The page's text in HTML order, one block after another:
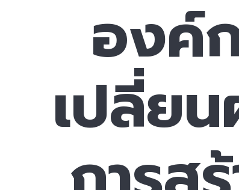
องค์
เปลี่ย